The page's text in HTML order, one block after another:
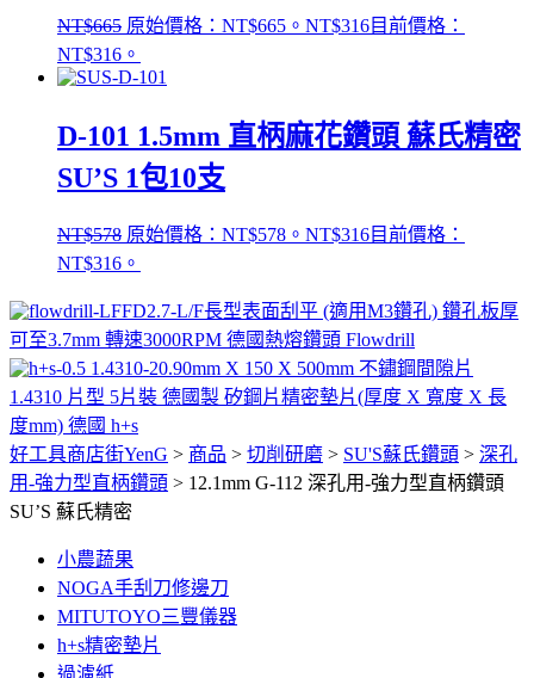
NT$665 原始價格：NT$665。 NT$316目前價格：
NT$316。
D-101 1.5mm 直柄麻花鑽頭 蘇氏精密
SU’S 1包10支
NT$578 原始價格：NT$578。 NT$316目前價格：
NT$316。
FD2.7-L/F長型表面刮平 (適用M3鑽孔) 鑽孔板厚
可至3.7mm 轉速3000RPM 德國熱熔鑽頭 Flowdrill
0.90mm X 150 X 500mm 不鏽鋼間隙片
1.4310 片型 5片裝 德國製 矽鋼片精密墊片(厚度 X 寬度 X 長
度mm) 德國 h+s
好工具商店街YenG > 商品 > 切削研磨 > SU'S蘇氏鑽頭 > 深孔
用-強力型直柄鑽頭 > 12.1mm G-112 深孔用-強力型直柄鑽頭
SU’S 蘇氏精密
小農蔬果
NOGA手刮刀修邊刀
MITUTOYO三豐儀器
h+s精密墊片